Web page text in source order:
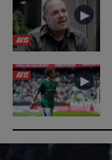
AVIS
►
AVIS ►